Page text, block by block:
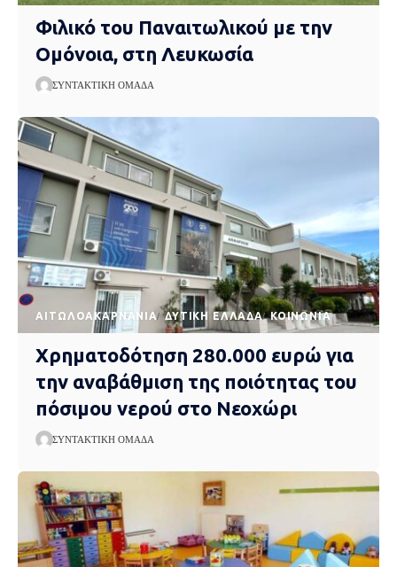
Φιλικό του Παναιτωλικού με την
Ομόνοια, στη Λευκωσία
ΣΥΝΤΑΚΤΙΚΉ ΟΜΆΔΑ
AΙΤΩΛΟΑΚΑΡΝΑΝΊΑ ΔΥΤΙΚΉ ΕΛΛΆΔΑ ΚΟΙΝΩΝΊΑ
Χρηματοδότηση 280.000 ευρώ για
την αναβάθμιση της ποιότητας του
πόσιμου νερού στο Νεοχώρι
ΣΥΝΤΑΚΤΙΚΉ ΟΜΆΔΑ